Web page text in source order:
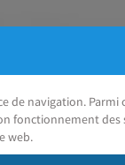
navigation. Parmi
fonctionnement des
web.